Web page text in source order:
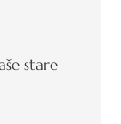
stare